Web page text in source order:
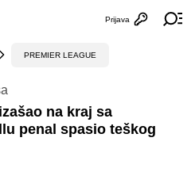
Otvori
Prijava
PREMIER LEAGUE
na kraj sa
penal spasio teškog